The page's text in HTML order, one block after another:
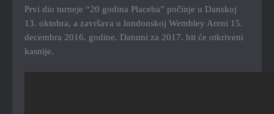
Prvi dio turneje “20 godina Placeba” počinje u Danskoj
13. oktobra, a završava u londonskoj Wembley Areni 15.
decembra 2016. godine. Datumi za 2017. bit će otkriveni
kasnije.